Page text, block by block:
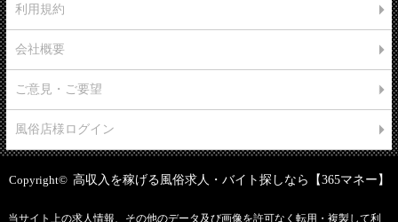
利用規約
会社概要
ご意見・ご要望
風俗店様ログイン
Copyright© 高収入を稼げる風俗求人・バイト探しなら【365マネー】
当サイト上の求人情報、その他のデータ及び画像を許可なく転用・複製して利